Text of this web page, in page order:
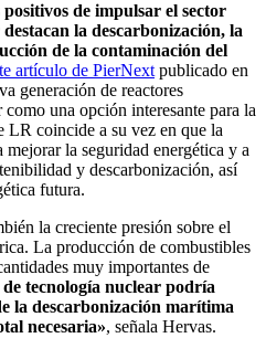
de impulsar el sector
la descarbonización, la
de la contaminación del
artículo de PierNext publicado en
generación de reactores
una opción interesante para la
LR coincide a su vez en que la
la seguridad energética y a
y descarbonización, así
futura.
la creciente presión sobre el
La producción de combustibles
muy importantes de
tecnología nuclear podría
la descarbonización marítima
necesaria», señala Hervas.